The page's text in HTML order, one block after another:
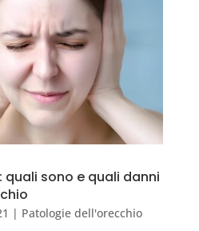
sono e quali danni
| Patologie dell'orecchio